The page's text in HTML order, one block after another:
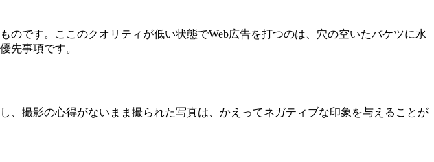
です。ここのクオリティが低い状態でWeb広告を打つのは、穴の空いたバケツに水
先事項です。
撮影の心得がないまま撮られた写真は、かえってネガティブな印象を与えることが